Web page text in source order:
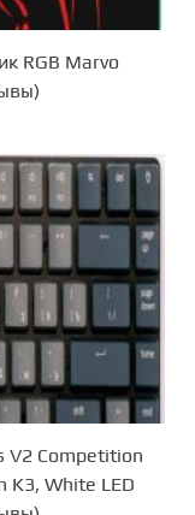
RGB Marvo
Competition
K3, White LED